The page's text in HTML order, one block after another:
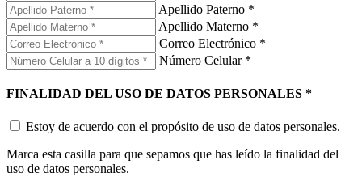
Apellido Paterno *
Apellido Materno *
Correo Electrónico *
Número Celular *
FINALIDAD DEL USO DE DATOS PERSONALES *
Estoy de acuerdo con el propósito de uso de datos personales.
Marca esta casilla para que sepamos que has leído la finalidad del
uso de datos personales.